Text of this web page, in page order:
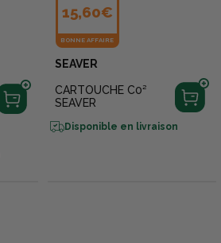
15,60€
BONNE AFFAIRE
SEAVER
CARTOUCHE C0²
SEAVER
Disponible en livraison